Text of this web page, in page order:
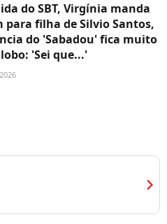
do SBT, Virgínia manda
para filha de Silvio Santos,
do 'Sabadou' fica muito
'Sei que...'
chevron_right